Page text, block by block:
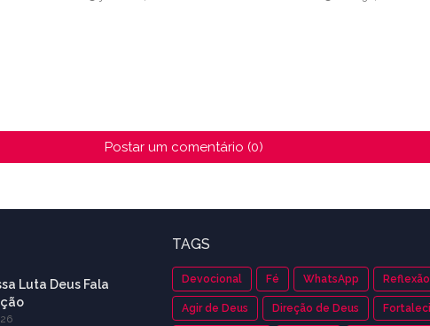
Postar um comentário (0)
Luta Deus Fala
TAGS
Devocional Fé WhatsApp Reflexão
Agir de Deus Direção de Deus